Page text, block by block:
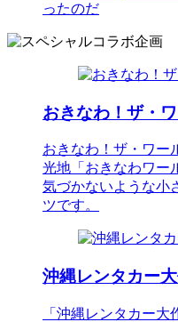
ったのだ
おきなわ！ザ・
おきなわ！ザ・ワー
光地「おきなわワー
気づかないような小
ツです。
沖縄レンタカー
「沖縄レンタカー